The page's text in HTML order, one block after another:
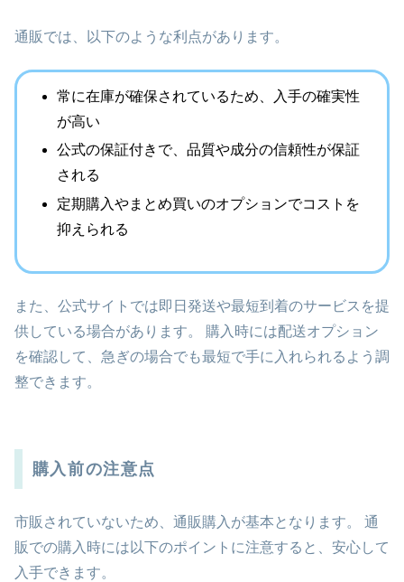
通販では、以下のような利点があります。
常に在庫が確保されているため、入手の確実性
が高い
公式の保証付きで、品質や成分の信頼性が保証
される
定期購入やまとめ買いのオプションでコストを
抑えられる
また、公式サイトでは即日発送や最短到着のサービスを提
供している場合があります。 購入時には配送オプション
を確認して、急ぎの場合でも最短で手に入れられるよう調
整できます。
購入前の注意点
市販されていないため、通販購入が基本となります。 通
販での購入時には以下のポイントに注意すると、安心して
入手できます。